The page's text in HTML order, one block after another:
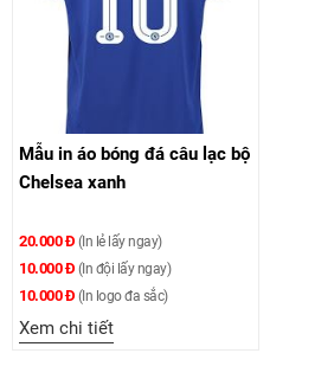
Mẫu in áo bóng đá câu lạc bộ
Chelsea xanh
20.000 Đ (In lẻ lấy ngay)
10.000 Đ (In đội lấy ngay)
10.000 Đ (In logo đa sắc)
Xem chi tiết